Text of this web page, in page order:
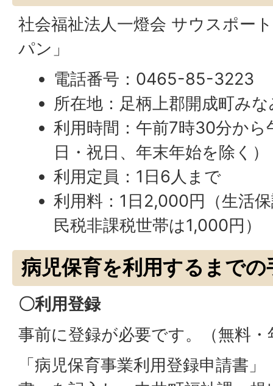
社会福祉法人一燈会 サウスポー
パン」
電話番号：0465-85-3223
所在地：足柄上郡開成町み
利用時間：午前7時30分か
日・祝日、年末年始を除く）
利用定員：1日6人まで
利用料：1日2,000円（生活
民税非課税世帯は1,000円）
病児保育を利用するまでの
〇利用登録
事前に登録が必要です。（無料
「病児保育事業利用登録申請書